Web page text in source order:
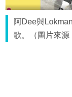
阿Dee與
歌。（圖片來源